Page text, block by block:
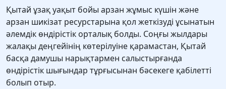
Қытай ұзақ уақыт бойы арзан жұмыс күшін және
арзан шикізат ресурстарына қол жеткізуді ұсынатын
әлемдік өндірістік орталық болды. Соңғы жылдары
жалақы деңгейінің көтерілуіне қарамастан, Қытай
басқа дамушы нарықтармен салыстырғанда
өндірістік шығындар тұрғысынан бәсекеге қабілетті
болып отыр.